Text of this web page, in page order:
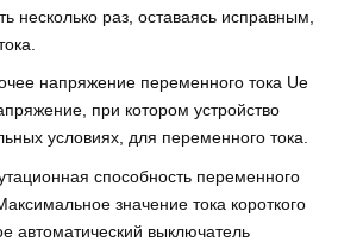
несколько раз, оставаясь исправным,
напряжение переменного тока Ue
при котором устройство
условиях, для переменного тока.
способность переменного
значение тока короткого
автоматический выключатель